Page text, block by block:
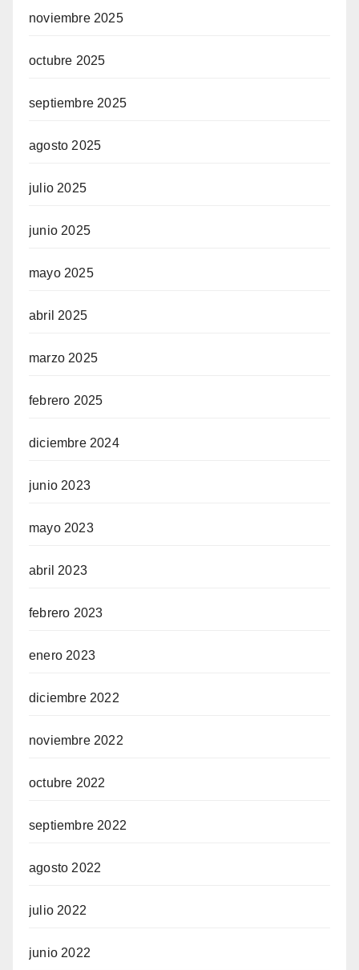
noviembre 2025
octubre 2025
septiembre 2025
agosto 2025
julio 2025
junio 2025
mayo 2025
abril 2025
marzo 2025
febrero 2025
diciembre 2024
junio 2023
mayo 2023
abril 2023
febrero 2023
enero 2023
diciembre 2022
noviembre 2022
octubre 2022
septiembre 2022
agosto 2022
julio 2022
junio 2022